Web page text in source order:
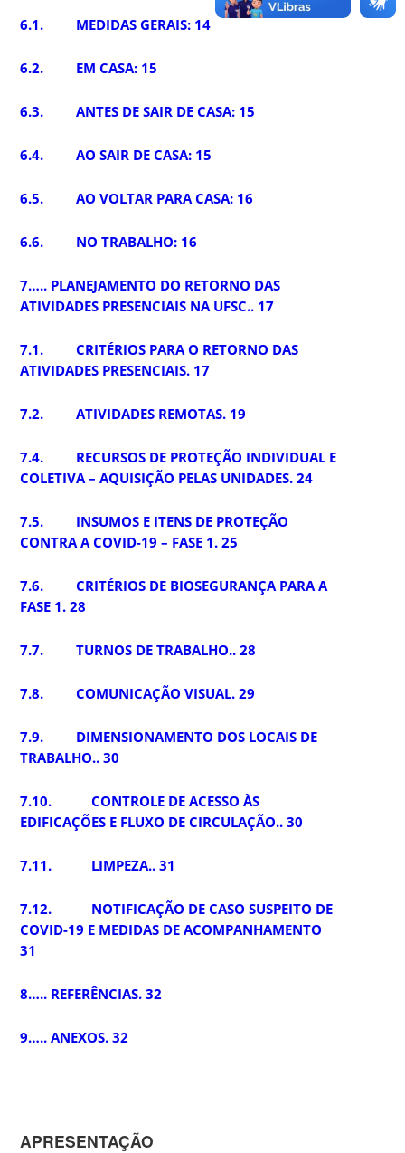
6.1. MEDIDAS GERAIS: 14
6.2. EM CASA: 15
6.3. ANTES DE SAIR DE CASA: 15
6.4. AO SAIR DE CASA: 15
6.5. AO VOLTAR PARA CASA: 16
6.6. NO TRABALHO: 16
7….. PLANEJAMENTO DO RETORNO DAS
ATIVIDADES PRESENCIAIS NA UFSC.. 17
7.1. CRITÉRIOS PARA O RETORNO DAS
ATIVIDADES PRESENCIAIS. 17
7.2. ATIVIDADES REMOTAS. 19
7.4. RECURSOS DE PROTEÇÃO INDIVIDUAL E
COLETIVA – AQUISIÇÃO PELAS UNIDADES. 24
7.5. INSUMOS E ITENS DE PROTEÇÃO
CONTRA A COVID-19 – FASE 1. 25
7.6. CRITÉRIOS DE BIOSEGURANÇA PARA A
FASE 1. 28
7.7. TURNOS DE TRABALHO.. 28
7.8. COMUNICAÇÃO VISUAL. 29
7.9. DIMENSIONAMENTO DOS LOCAIS DE
TRABALHO.. 30
7.10. CONTROLE DE ACESSO ÀS
EDIFICAÇÕES E FLUXO DE CIRCULAÇÃO.. 30
7.11. LIMPEZA.. 31
7.12. NOTIFICAÇÃO DE CASO SUSPEITO DE
COVID-19 E MEDIDAS DE ACOMPANHAMENTO
31
8….. REFERÊNCIAS. 32
9….. ANEXOS. 32
APRESENTAÇÃO